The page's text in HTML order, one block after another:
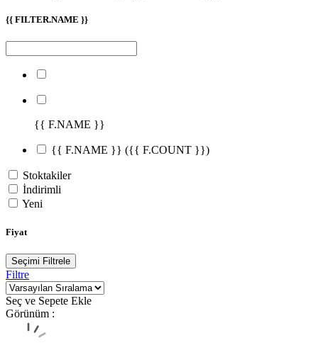
{{ FILTER.NAME }}
{{ F.NAME }}
{{ F.NAME }} ({{ F.COUNT }})
Stoktakiler
İndirimli
Yeni
Fiyat
Seçimi Filtrele
Filtre
Seç ve Sepete Ekle
Görünüm :